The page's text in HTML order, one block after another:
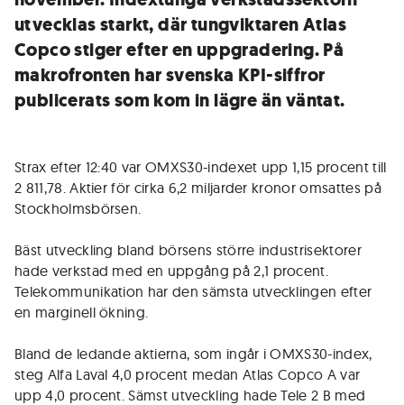
utvecklas starkt, där tungviktaren Atlas
Copco stiger efter en uppgradering. På
makrofronten har svenska KPI-siffror
publicerats som kom in lägre än väntat.
Strax efter 12:40 var OMXS30-indexet upp 1,15 procent till
2 811,78. Aktier för cirka 6,2 miljarder kronor omsattes på
Stockholmsbörsen.
Bäst utveckling bland börsens större industrisektorer
hade verkstad med en uppgång på 2,1 procent.
Telekommunikation har den sämsta utvecklingen efter
en marginell ökning.
Bland de ledande aktierna, som ingår i OMXS30-index,
steg Alfa Laval 4,0 procent medan Atlas Copco A var
upp 4,0 procent. Sämst utveckling hade Tele 2 B med